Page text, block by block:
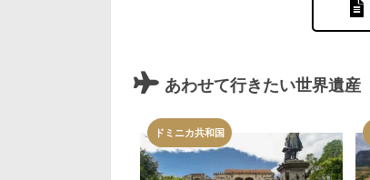
あわせて行きたい世界遺産
ドミニカ共和国